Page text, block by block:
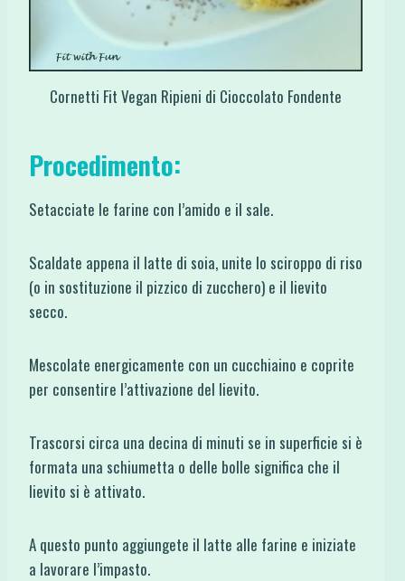
Cornetti Fit Vegan Ripieni di Cioccolato Fondente
Procedimento:
Setacciate le farine con l’amido e il sale.
Scaldate appena il latte di soia, unite lo sciroppo di riso
(o in sostituzione il pizzico di zucchero) e il lievito
secco.
Mescolate energicamente con un cucchiaino e coprite
per consentire l’attivazione del lievito.
Trascorsi circa una decina di minuti se in superficie si è
formata una schiumetta o delle bolle significa che il
lievito si è attivato.
A questo punto aggiungete il latte alle farine e iniziate
a lavorare l’impasto.